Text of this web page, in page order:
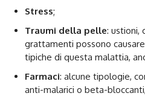
Stress;
Traumi della pelle: ustioni,
grattamenti possono
tipiche di questa malattia,
Farmaci: alcune tipologie,
anti-malarici o beta-